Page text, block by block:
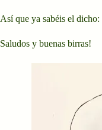
Así que ya sabéis el dicho:
Saludos y buenas birras!